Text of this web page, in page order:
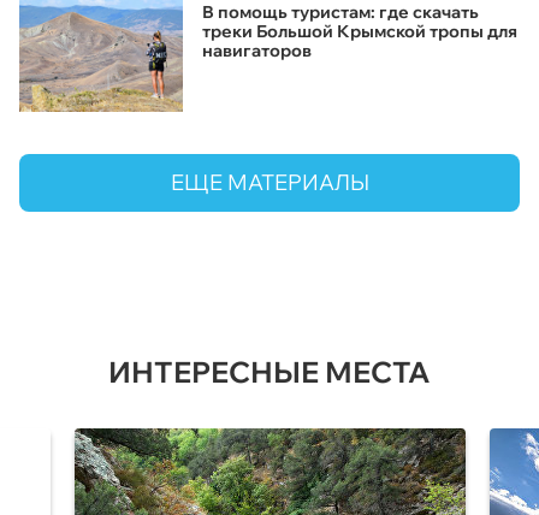
В помощь туристам: где скачать
треки Большой Крымской тропы для
навигаторов
ЕЩЕ МАТЕРИАЛЫ
ИНТЕРЕСНЫЕ МЕСТА